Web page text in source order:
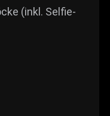
(inkl. Selfie-